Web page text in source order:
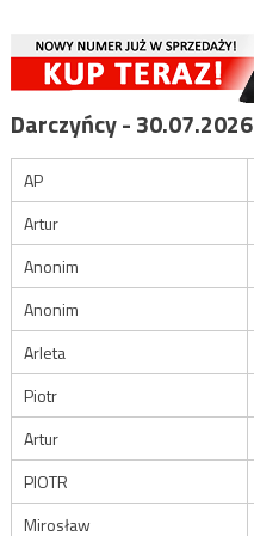
Darczyńcy - 30.07.2026
AP
Artur
Anonim
Anonim
Arleta
Piotr
Artur
PIOTR
Mirosław